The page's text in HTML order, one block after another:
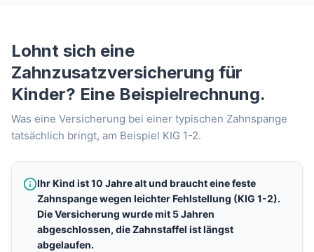
Lohnt sich eine
Zahnzusatzversicherung für
Kinder? Eine Beispielrechnung.
Was eine Versicherung bei einer typischen Zahnspange
tatsächlich bringt, am Beispiel KIG 1-2.
Ihr Kind ist 10 Jahre alt und braucht eine feste
Zahnspange wegen leichter Fehlstellung (KIG 1-2).
Die Versicherung wurde mit 5 Jahren
abgeschlossen, die Zahnstaffel ist längst
abgelaufen.